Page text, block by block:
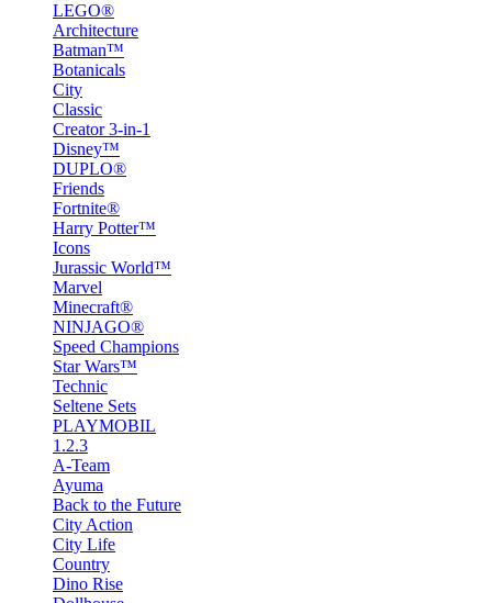
LEGO®
Architecture
Batman™
Botanicals
City
Classic
Creator 3-in-1
Disney™
DUPLO®
Friends
Fortnite®
Harry Potter™
Icons
Jurassic World™
Marvel
Minecraft®
NINJAGO®
Speed Champions
Star Wars™
Technic
Seltene Sets
PLAYMOBIL
1.2.3
A-Team
Ayuma
Back to the Future
City Action
City Life
Country
Dino Rise